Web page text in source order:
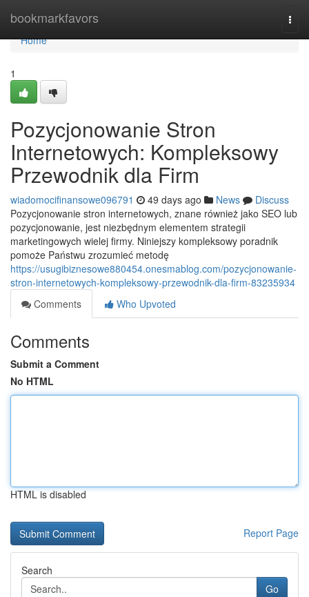
bookmarkfavors
Home
Home
1
Pozycjonowanie Stron
Internetowych: Kompleksowy
Przewodnik dla Firm
wiadomocifinansowe096791 49 days ago News
Discuss
Pozycjonowanie stron internetowych, znane również jako SEO lub
pozycjonowanie, jest niezbędnym elementem strategii
marketingowych wielej firmy. Niniejszy kompleksowy poradnik
pomoże Państwu zrozumieć metodę
https://usugibiznesowe880454.onesmablog.com/pozycjonowanie-
stron-internetowych-kompleksowy-przewodnik-dla-firm-83235934
Comments
Who Upvoted
Comments
Submit a Comment
No HTML
HTML is disabled
Report Page
Search
Go